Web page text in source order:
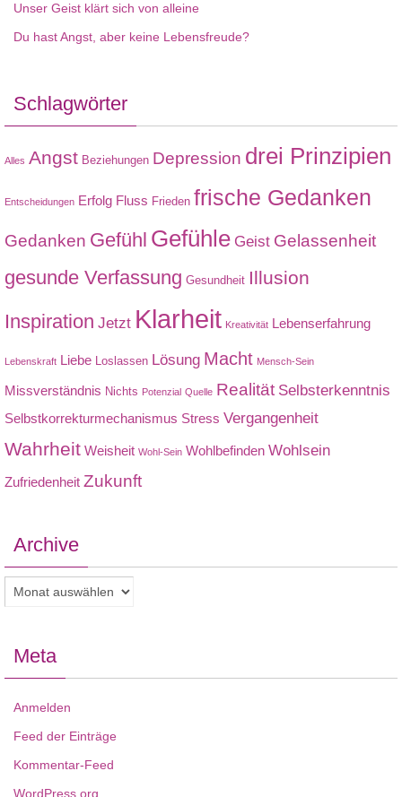
Unser Geist klärt sich von alleine
Du hast Angst, aber keine Lebensfreude?
Schlagwörter
Alles Angst Beziehungen Depression drei Prinzipien
Entscheidungen Erfolg Fluss Frieden frische Gedanken
Gedanken Gefühl Gefühle Geist Gelassenheit
gesunde Verfassung Gesundheit Illusion
Inspiration Jetzt Klarheit Kreativität Lebenserfahrung
Lebenskraft Liebe Loslassen Lösung Macht Mensch-Sein
Missverständnis Nichts Potenzial Quelle Realität Selbsterkenntnis
Selbstkorrekturmechanismus Stress Vergangenheit
Wahrheit Weisheit Wohl-Sein Wohlbefinden Wohlsein
Zufriedenheit Zukunft
Archive
Archive
Meta
Anmelden
Feed der Einträge
Kommentar-Feed
WordPress.org